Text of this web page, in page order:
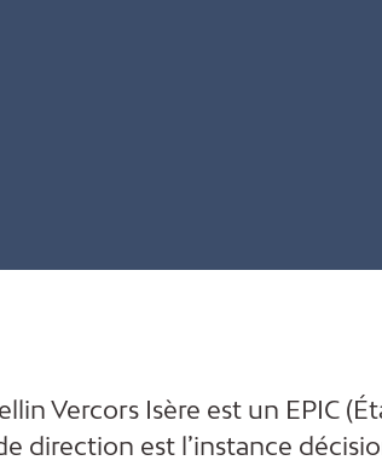
Vercors Isère est un EPIC
direction est l’instance